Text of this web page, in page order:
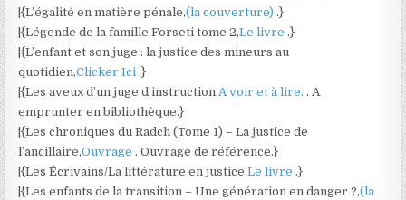
|{L’égalité en matière pénale,(la couverture).}
|{Légende de la famille Forseti tome 2,Le livre.}
|{L’enfant et son juge : la justice des mineurs au
quotidien,Clicker Ici.}
|{Les aveux d’un juge d’instruction,A voir et à lire.. A
emprunter en bibliothèque.}
|{Les chroniques du Radch (Tome 1) – La justice de
l’ancillaire,Ouvrage. Ouvrage de référence.}
|{Les Écrivains/La littérature en justice,Le livre.}
|{Les enfants de la transition – Une génération en danger ?,(la